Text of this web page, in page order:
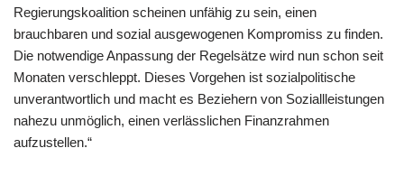
Regierungskoalition scheinen unfähig zu sein, einen
brauchbaren und sozial ausgewogenen Kompromiss zu finden.
Die notwendige Anpassung der Regelsätze wird nun schon seit
Monaten verschleppt. Dieses Vorgehen ist sozialpolitische
unverantwortlich und macht es Beziehern von Soziallleistungen
nahezu unmöglich, einen verlässlichen Finanzrahmen
aufzustellen.“